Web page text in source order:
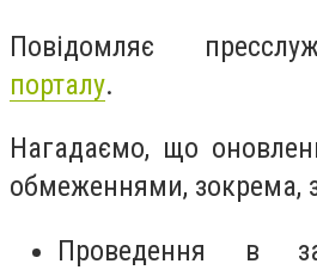
Повідомляє
порталу.
Нагадаємо, що
обмеженнями, зокрема,
Проведення в